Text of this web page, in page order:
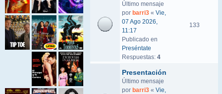
Último mensaje
por barri3 « Vie,
07 Ago 2026,
11:17
Publicado en
Preséntate
Respuestas: 4
133
Presentación
Último mensaje
por barri3 « Vie,